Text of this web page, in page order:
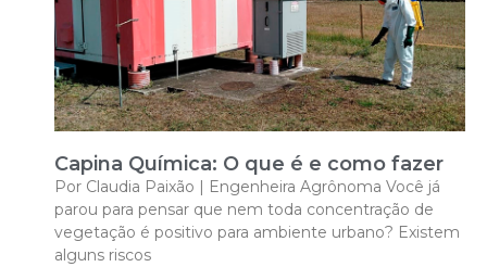
Capina Química: O que é e como fazer
Por Claudia Paixão | Engenheira Agrônoma Você já
parou para pensar que nem toda concentração de
vegetação é positivo para ambiente urbano? Existem
alguns riscos